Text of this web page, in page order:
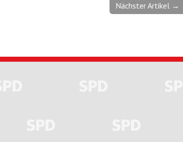
Nächster Artikel →